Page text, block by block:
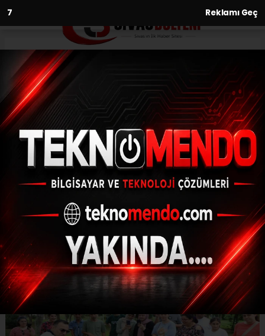
6 Reklamı Geç
Anasayfa Gündem
Özel bireyler yaz kampında
unutulmaz anlar yaşadı
GÜNDEM
(İHA) - İhlas Haber Ajansı | 31.07.2024 - 16:32, Güncelleme: 31.07.2024
- 16:17
Özel bireyler yaz kampında unutulmaz
anlar yaşadı
ABONE OL